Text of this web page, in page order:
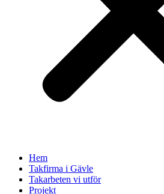
Hem
Takfirma i Gävle
Takarbeten vi utför
Projekt